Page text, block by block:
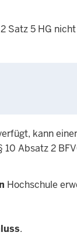
Satz 5 HG
kann
10 Absatz 2
Hochschule
.